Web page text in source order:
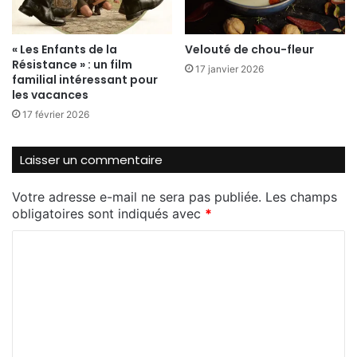
grands auteurs. Mais la recette d’un album
inoubliable s’avère être comme celle de la potion
magique. Mystérieuse.
10,50€
« Les Enfants de la
Résistance » : un film
familial intéressant pour
les vacances
17 février 2026
Velouté de chou-fleur
17 janvier 2026
Laisser un commentaire
Votre adresse e-mail ne sera pas publiée. Les champs
obligatoires sont indiqués avec *